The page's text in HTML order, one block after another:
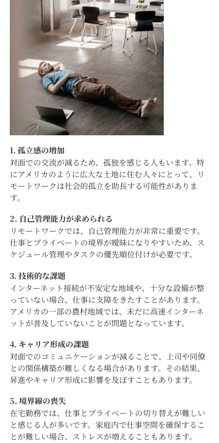
1. 孤立感の増加
対面での交流が減るため、孤独を感じる人もいます。特
にアメリカのように広大な土地に住む人々にとって、リ
モートワークは社会的孤立を助長する可能性がありま
す。
2. 自己管理能力が求められる
リモートワークでは、自己管理能力が非常に重要です。
仕事とプライベートの境界が曖昧になりやすいため、ス
ケジュール管理やタスクの優先順位付けが必要です。
3. 技術的な課題
インターネット接続が不安定な地域や、十分な設備が整
っていない場合、仕事に支障をきたすことがあります。
アメリカの一部の農村地域では、未だに高速インターネ
ットが普及していないことが問題となっています。
4. キャリア形成の課題
対面でのコミュニケーションが減ることで、上司や同僚
との関係構築が難しくなる場合があります。その結果、
昇進やキャリア形成に影響を及ぼすこともあります。
5. 境界線の喪失
在宅勤務では、仕事とプライベートの切り替えが難しい
と感じる人が多いです。家庭内で仕事空間を確保するこ
とが難しい場合、ストレスが増えることもあります。